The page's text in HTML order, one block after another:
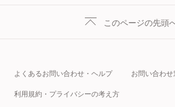
このページの先頭
よくあるお問い合わせ・ヘルプ お問い合わせ
利用規約・プライバシーの考え方